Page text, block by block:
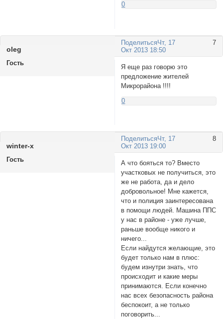
0
Поделиться 7
Чт, 17
Окт 2013 18:50
olеg
Гость
Я еще раз говорю это
предложение жителей
Микрорайона !!!!
0
Поделиться 8
Чт, 17
Окт 2013 19:00
wintеr-x
Гость
А что бояться то? Вместо
участковых не получиться, это
же не работа, да и дело
добровольное! Мне кажется,
что и полиция заинтересована
в помощи людей. Машина ППС
у нас в районе - уже лучше,
раньше вообще никого и
ничего...
Если найдутся желающие, это
будет только нам в плюс:
будем изнутри знать, что
происходит и какие меры
принимаются. Если конечно
нас всех безопасность района
беспокоит, а не только
поговорить...